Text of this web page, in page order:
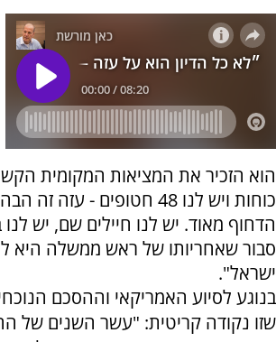
הוא הזכיר את המציאות המקומית
כוחות ויש לנו 48 חטופים - עזה
הדחוף מאוד. יש לנו חיילים שם, יש
סבור שאחריותו של ראש ממשלה היא
ישראל".
בנוגע לסיוע האמריקאי וההסכם
שזו נקודה קריטית: "עשר השנים של